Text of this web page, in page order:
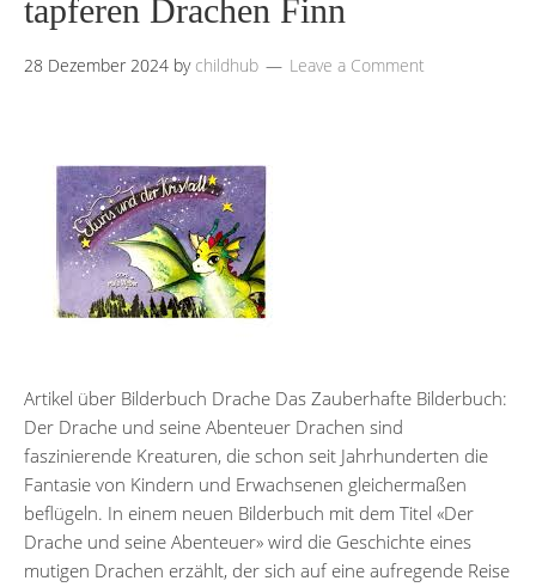
tapferen Drachen Finn
28 Dezember 2024 by childhub Leave a Comment
Artikel über Bilderbuch Drache Das Zauberhafte Bilderbuch:
Der Drache und seine Abenteuer Drachen sind
faszinierende Kreaturen, die schon seit Jahrhunderten die
Fantasie von Kindern und Erwachsenen gleichermaßen
beflügeln. In einem neuen Bilderbuch mit dem Titel «Der
Drache und seine Abenteuer» wird die Geschichte eines
mutigen Drachen erzählt, der sich auf eine aufregende Reise